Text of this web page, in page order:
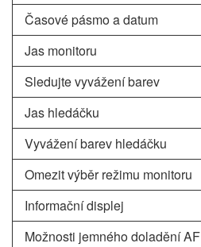
Časové pásmo a datum
Jas monitoru
Sledujte vyvážení barev
Jas hledáčku
Vyvážení barev hledáčku
Omezit výběr režimu monitoru
Informační displej
Možnosti jemného doladění AF